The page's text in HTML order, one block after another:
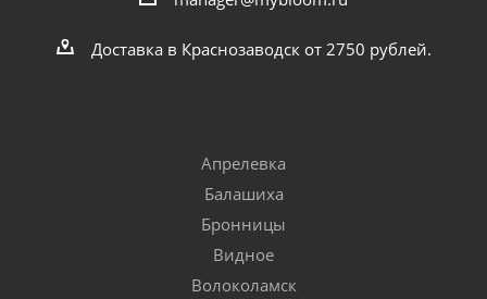
Доставка в Краснозаводск от 2750 рублей.
Апрелевка
Балашиха
Бронницы
Видное
Волоколамск